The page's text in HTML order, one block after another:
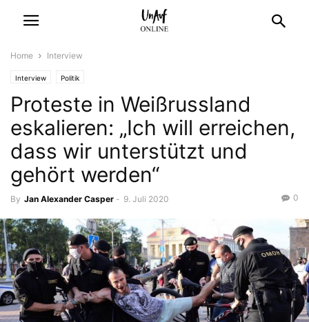
Home Interview
Interview Politik
Proteste in Weißrussland
eskalieren: „Ich will erreichen,
dass wir unterstützt und
gehört werden“
By Jan Alexander Casper - 9. Juli 2020 0